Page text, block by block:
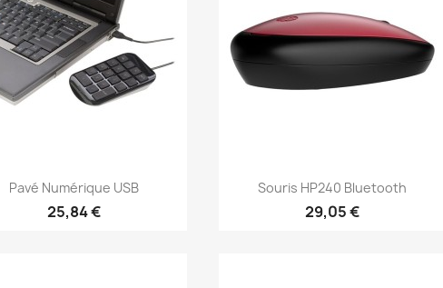
Aperçu rapide
Pavé Numérique USB
25,84 €
Aperçu rapide
Souris HP240 Bluetooth
29,05 €